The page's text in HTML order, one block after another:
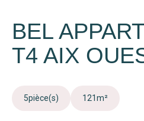
BEL
T4 AIX
5pièce(s) 121m²